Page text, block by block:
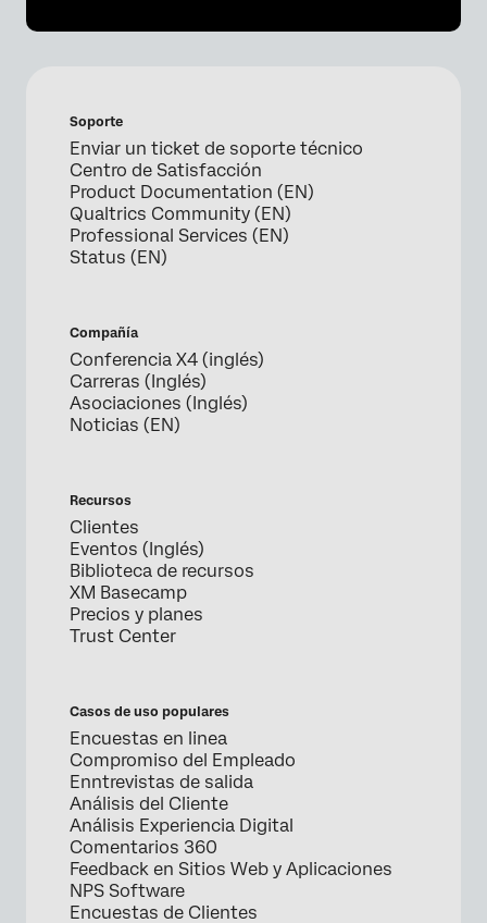
Soporte
Enviar un ticket de soporte técnico
Centro de Satisfacción
Product Documentation (EN)
Qualtrics Community (EN)
Professional Services (EN)
Status (EN)
Compañía
Conferencia X4 (inglés)
Carreras (Inglés)
Asociaciones (Inglés)
Noticias (EN)
Recursos
Clientes
Eventos (Inglés)
Biblioteca de recursos
XM Basecamp
Precios y planes
Trust Center
Casos de uso populares
Encuestas en linea
Compromiso del Empleado
Enntrevistas de salida
Análisis del Cliente
Análisis Experiencia Digital
Comentarios 360
Feedback en Sitios Web y Aplicaciones
NPS Software
Encuestas de Clientes